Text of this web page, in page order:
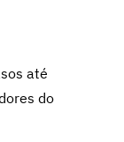
até
do